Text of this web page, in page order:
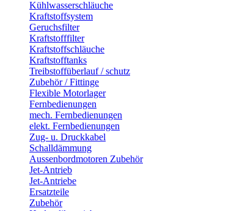
Kühlwasserschläuche
Kraftstoffsystem
Geruchsfilter
Kraftstofffilter
Kraftstoffschläuche
Kraftstofftanks
Treibstoffüberlauf / schutz
Zubehör / Fittinge
Flexible Motorlager
Fernbedienungen
mech. Fernbedienungen
elekt. Fernbedienungen
Zug- u. Druckkabel
Schalldämmung
Aussenbordmotoren Zubehör
Jet-Antrieb
Jet-Antriebe
Ersatzteile
Zubehör